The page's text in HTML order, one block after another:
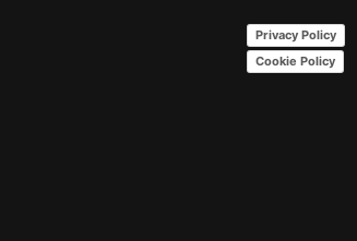
Privacy Policy
Cookie Policy